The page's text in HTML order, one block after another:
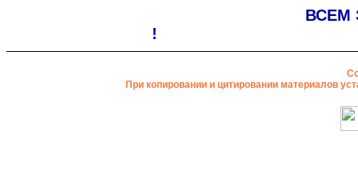
ВСЕМ
!
При копировании и цитировании материалов